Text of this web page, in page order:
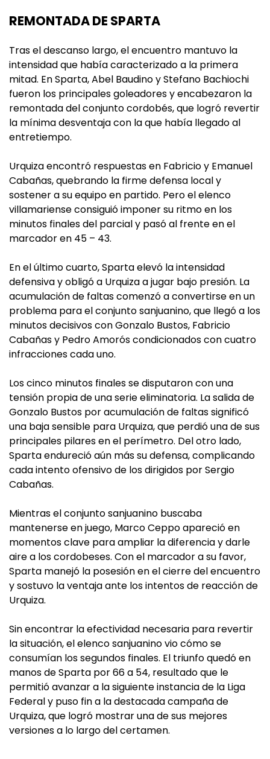
REMONTADA DE SPARTA
Tras el descanso largo, el encuentro mantuvo la
intensidad que había caracterizado a la primera
mitad. En Sparta, Abel Baudino y Stefano Bachiochi
fueron los principales goleadores y encabezaron la
remontada del conjunto cordobés, que logró revertir
la mínima desventaja con la que había llegado al
entretiempo.
Urquiza encontró respuestas en Fabricio y Emanuel
Cabañas, quebrando la firme defensa local y
sostener a su equipo en partido. Pero el elenco
villamariense consiguió imponer su ritmo en los
minutos finales del parcial y pasó al frente en el
marcador en 45 – 43.
En el último cuarto, Sparta elevó la intensidad
defensiva y obligó a Urquiza a jugar bajo presión. La
acumulación de faltas comenzó a convertirse en un
problema para el conjunto sanjuanino, que llegó a los
minutos decisivos con Gonzalo Bustos, Fabricio
Cabañas y Pedro Amorós condicionados con cuatro
infracciones cada uno.
Los cinco minutos finales se disputaron con una
tensión propia de una serie eliminatoria. La salida de
Gonzalo Bustos por acumulación de faltas significó
una baja sensible para Urquiza, que perdió una de sus
principales pilares en el perímetro. Del otro lado,
Sparta endureció aún más su defensa, complicando
cada intento ofensivo de los dirigidos por Sergio
Cabañas.
Mientras el conjunto sanjuanino buscaba
mantenerse en juego, Marco Ceppo apareció en
momentos clave para ampliar la diferencia y darle
aire a los cordobeses. Con el marcador a su favor,
Sparta manejó la posesión en el cierre del encuentro
y sostuvo la ventaja ante los intentos de reacción de
Urquiza.
Sin encontrar la efectividad necesaria para revertir
la situación, el elenco sanjuanino vio cómo se
consumían los segundos finales. El triunfo quedó en
manos de Sparta por 66 a 54, resultado que le
permitió avanzar a la siguiente instancia de la Liga
Federal y puso fin a la destacada campaña de
Urquiza, que logró mostrar una de sus mejores
versiones a lo largo del certamen.